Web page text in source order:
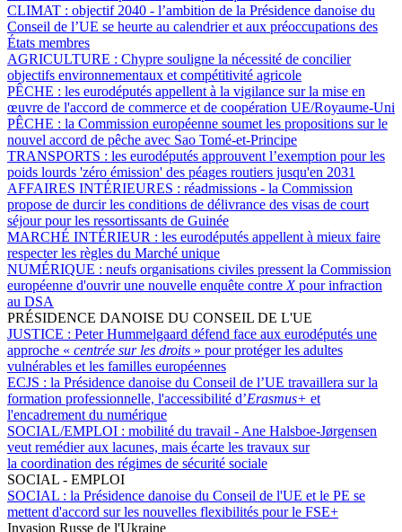
CLIMAT : objectif 2040 - l’ambition de la Présidence danoise du
Conseil de l’UE se heurte au calendrier et aux préoccupations des
États membres
AGRICULTURE : Chypre souligne la nécessité de concilier
objectifs environnementaux et compétitivité agricole
PÊCHE : les eurodéputés appellent à la vigilance sur la mise en
œuvre de l'accord de commerce et de coopération UE/Royaume-Uni
PÊCHE : la Commission européenne soumet les propositions sur le
nouvel accord de pêche avec Sao Tomé-et-Principe
TRANSPORTS : les eurodéputés approuvent l’exemption pour les
poids lourds 'zéro émission' des péages routiers jusqu'en 2031
AFFAIRES INTÉRIEURES : réadmissions - la Commission
propose de durcir les conditions de délivrance des visas de court
séjour pour les ressortissants de Guinée
MARCHÉ INTÉRIEUR : les eurodéputés appellent à mieux faire
respecter les règles du Marché unique
NUMÉRIQUE : neufs organisations civiles pressent la Commission
européenne d'ouvrir une nouvelle enquête contre Xpour infraction
au DSA
PRÉSIDENCE DANOISE DU CONSEIL DE L'UE
JUSTICE : Peter Hummelgaard défend face aux eurodéputés une
approche « centrée sur les droits » pour protéger les adultes
vulnérables et les familles européennes
ECJS : la Présidence danoise du Conseil de l’UE travaillera sur la
formation professionnelle, l'accessibilité d’Erasmus+ et
l'encadrement du numérique
SOCIAL/EMPLOI : mobilité du travail - Ane Halsboe-Jørgensen
veut remédier aux lacunes, mais écarte les travaux sur
la coordination des régimes de sécurité sociale
SOCIAL - EMPLOI
SOCIAL : la Présidence danoise du Conseil de l'UE et le PE se
mettent d'accord sur les nouvelles flexibilités pour le FSE+
Invasion Russe de l'Ukraine